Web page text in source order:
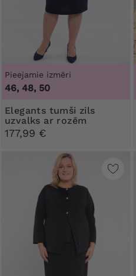
Pieejamie izmēri
46, 48, 50
Elegants tumši zils
uzvalks ar rozēm
177,99 €